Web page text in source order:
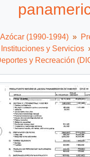
(1990-1994)
y Servicios
y Recreación